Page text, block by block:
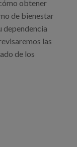
obtener
de bienestar
dependencia
las
de los
a las familias con